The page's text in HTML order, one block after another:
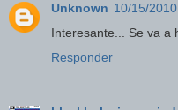
Unknown 10/15/
Interesante... Se va a
Responder